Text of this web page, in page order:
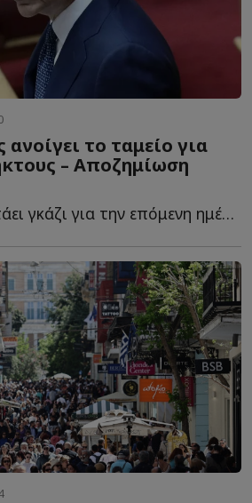
το ταμείο για
– Αποζημίωση
Η κυβέρνηση πατάει γκάζι για την επόμενη ημέρα των κ...